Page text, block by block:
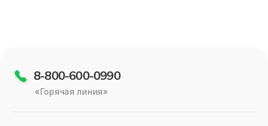
8-800-600-0990
«Горячая линия»